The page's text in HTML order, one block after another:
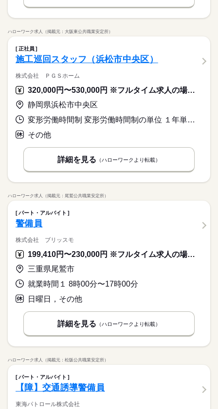
ハローワーク求人（掲載元：大阪東公共職業安定所）
正社員
施工巡回スタッフ（浜松市中央区）
株式会社 ＰＧＳホーム
320,000円〜530,000円 ※フルタイム求人の場合は月額（換算額）、パート求人の場合は時間額を表示しています。
静岡県浜松市中央区
変形労働時間制 変形労働時間制の単位 １年単位 就業時間１ 8時00分〜17時30分 就業時間に関する特記事項 実働７時間３０分
その他
詳細を見る （ハローワークより転載）
ハローワーク求人（掲載元：尾鷲公共職業安定所）
パート・アルバイト
警備員
株式会社 ブリッスモ
199,410円〜230,000円 ※フルタイム求人の場合は月額（換算額）、パート求人の場合は時間額を表示しています。
三重県尾鷲市
就業時間１ 8時00分〜17時00分
日曜日，その他
詳細を見る （ハローワークより転載）
ハローワーク求人（掲載元：松阪公共職業安定所）
パート・アルバイト
【障】交通誘導警備員
東海パトロール株式会社